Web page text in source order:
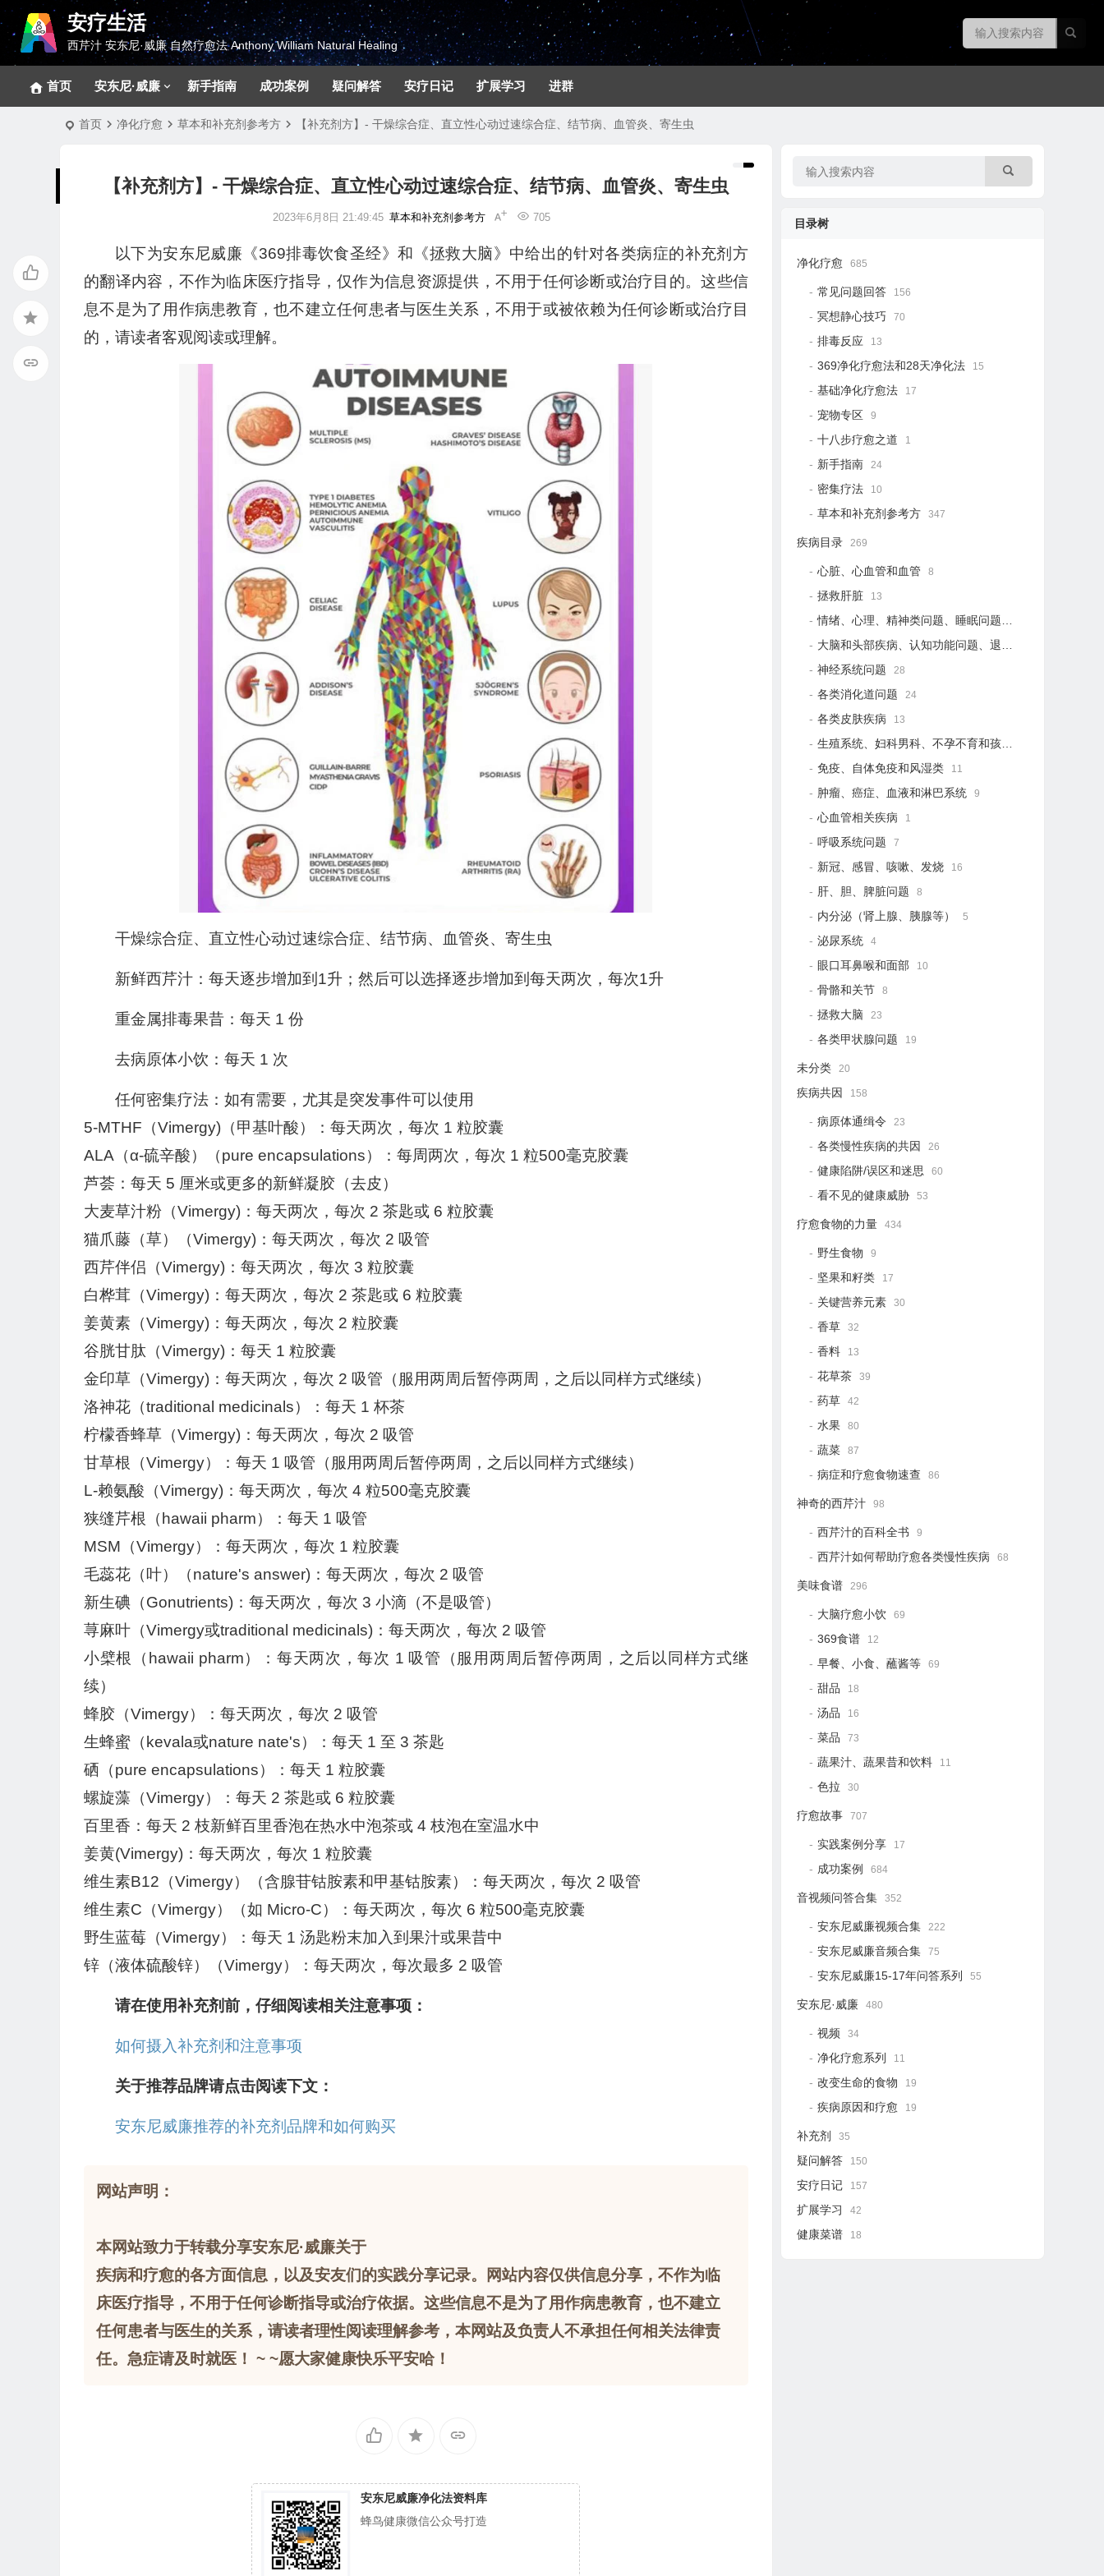
安疗生活
西芹汁 安东尼·威廉 自然疗愈法 Anthony William Natural Healing
首页 安东尼·威廉 新手指南 成功案例 疑问解答 安疗日记 扩展学习 进群
首页 净化疗愈 草本和补充剂参考方 【补充剂方】- 干燥综合症、直立性心动过速综合症、结节病、血管炎、寄生虫
【补充剂方】- 干燥综合症、直立性心动过速综合症、结节病、血管炎、寄生虫
2023年6月8日 21:49:45 草本和补充剂参考方 705
以下为安东尼威廉《369排毒饮食圣经》和《拯救大脑》中给出的针对各类病症的补充剂方
的翻译内容，不作为临床医疗指导，仅作为信息资源提供，不用于任何诊断或治疗目的。这些信
息不是为了用作病患教育，也不建立任何患者与医生关系，不用于或被依赖为任何诊断或治疗目
的，请读者客观阅读或理解。
干燥综合症、直立性心动过速综合症、结节病、血管炎、寄生虫
新鲜西芹汁：每天逐步增加到1升；然后可以选择逐步增加到每天两次，每次1升
重金属排毒果昔：每天 1 份
去病原体小饮：每天 1 次
任何密集疗法：如有需要，尤其是突发事件可以使用
5-MTHF（Vimergy)（甲基叶酸）：每天两次，每次 1 粒胶囊
ALA（α-硫辛酸）（pure encapsulations）：每周两次，每次 1 粒500毫克胶囊
芦荟：每天 5 厘米或更多的新鲜凝胶（去皮）
大麦草汁粉（Vimergy)：每天两次，每次 2 茶匙或 6 粒胶囊
猫爪藤（草）（Vimergy)：每天两次，每次 2 吸管
西芹伴侣（Vimergy)：每天两次，每次 3 粒胶囊
白桦茸（Vimergy)：每天两次，每次 2 茶匙或 6 粒胶囊
姜黄素（Vimergy)：每天两次，每次 2 粒胶囊
谷胱甘肽（Vimergy)：每天 1 粒胶囊
金印草（Vimergy)：每天两次，每次 2 吸管（服用两周后暂停两周，之后以同样方式继续）
洛神花（traditional medicinals）：每天 1 杯茶
柠檬香蜂草（Vimergy)：每天两次，每次 2 吸管
甘草根（Vimergy）：每天 1 吸管（服用两周后暂停两周，之后以同样方式继续）
L-赖氨酸（Vimergy)：每天两次，每次 4 粒500毫克胶囊
狭缝芹根（hawaii pharm）：每天 1 吸管
MSM（Vimergy）：每天两次，每次 1 粒胶囊
毛蕊花（叶）（nature's answer)：每天两次，每次 2 吸管
新生碘（Gonutrients)：每天两次，每次 3 小滴（不是吸管）
荨麻叶（Vimergy或traditional medicinals)：每天两次，每次 2 吸管
小檗根（hawaii pharm）：每天两次，每次 1 吸管（服用两周后暂停两周，之后以同样方式继
续）
蜂胶（Vimergy）：每天两次，每次 2 吸管
生蜂蜜（kevala或nature nate's）：每天 1 至 3 茶匙
硒（pure encapsulations）：每天 1 粒胶囊
螺旋藻（Vimergy）：每天 2 茶匙或 6 粒胶囊
百里香：每天 2 枝新鲜百里香泡在热水中泡茶或 4 枝泡在室温水中
姜黄(Vimergy)：每天两次，每次 1 粒胶囊
维生素B12（Vimergy）（含腺苷钴胺素和甲基钴胺素）：每天两次，每次 2 吸管
维生素C（Vimergy）（如 Micro-C）：每天两次，每次 6 粒500毫克胶囊
野生蓝莓（Vimergy）：每天 1 汤匙粉末加入到果汁或果昔中
锌（液体硫酸锌）（Vimergy）：每天两次，每次最多 2 吸管
请在使用补充剂前，仔细阅读相关注意事项：
如何摄入补充剂和注意事项
关于推荐品牌请点击阅读下文：
安东尼威廉推荐的补充剂品牌和如何购买
网站声明：
本网站致力于转载分享安东尼·威廉关于
疾病和疗愈的各方面信息，以及安友们的实践分享记录。网站内容仅供信息分享，不作为临
床医疗指导，不用于任何诊断指导或治疗依据。这些信息不是为了用作病患教育，也不建立
任何患者与医生的关系，请读者理性阅读理解参考，本网站及负责人不承担任何相关法律责
任。急症请及时就医！ ~ ~愿大家健康快乐平安哈！
安东尼威廉净化法资料库
蜂鸟健康微信公众号打造
目录树
净化疗愈 685
常见问题回答 156
冥想静心技巧 70
排毒反应 13
369净化疗愈法和28天净化法 15
基础净化疗愈法 17
宠物专区 9
十八步疗愈之道 1
新手指南 24
密集疗法 10
草本和补充剂参考方 347
疾病目录 269
心脏、心血管和血管 8
拯救肝脏 13
情绪、心理、精神类问题、睡眠问题 18
大脑和头部疾病、认知功能问题、退行性疾病
神经系统问题 28
各类消化道问题 24
各类皮肤疾病 13
生殖系统、妇科男科、不孕不育和孩子健康
免疫、自体免疫和风湿类 11
肿瘤、癌症、血液和淋巴系统 9
心血管相关疾病 1
呼吸系统问题 7
新冠、感冒、咳嗽、发烧 16
肝、胆、脾脏问题 8
内分泌（肾上腺、胰腺等） 5
泌尿系统 4
眼口耳鼻喉和面部 10
骨骼和关节 8
拯救大脑 23
各类甲状腺问题 19
未分类 20
疾病共因 158
病原体通缉令 23
各类慢性疾病的共因 26
健康陷阱/误区和迷思 60
看不见的健康威胁 53
疗愈食物的力量 434
野生食物 9
坚果和籽类 17
关键营养元素 30
香草 32
香料 13
花草茶 39
药草 42
水果 80
蔬菜 87
病症和疗愈食物速查 86
神奇的西芹汁 98
西芹汁的百科全书 9
西芹汁如何帮助疗愈各类慢性疾病 68
美味食谱 296
大脑疗愈小饮 69
369食谱 12
早餐、小食、蘸酱等 69
甜品 18
汤品 16
菜品 73
蔬果汁、蔬果昔和饮料 11
色拉 30
疗愈故事 707
实践案例分享 17
成功案例 684
音视频问答合集 352
安东尼威廉视频合集 222
安东尼威廉音频合集 75
安东尼威廉15-17年问答系列 55
安东尼·威廉 480
视频 34
净化疗愈系列 11
改变生命的食物 19
疾病原因和疗愈 19
补充剂 35
疑问解答 150
安疗日记 157
扩展学习 42
健康菜谱 18